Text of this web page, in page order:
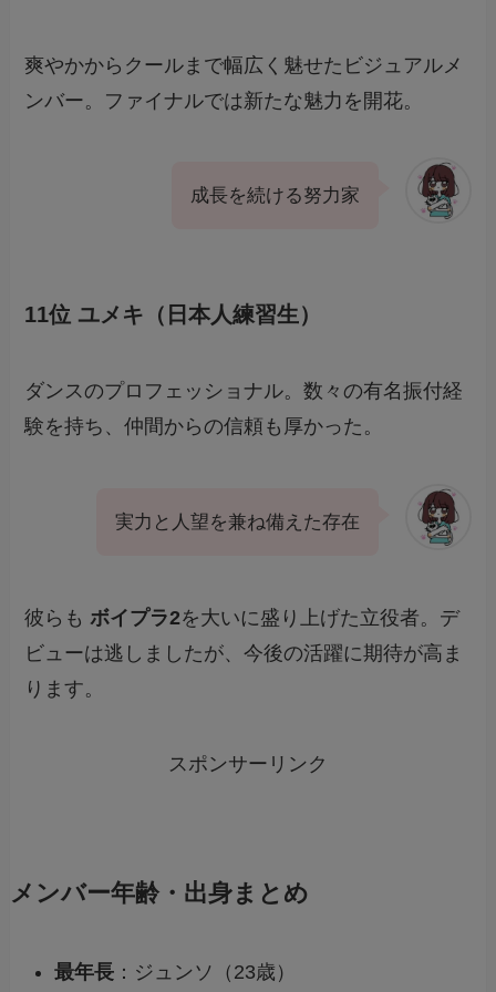
爽やかからクールまで幅広く魅せたビジュアルメ
ンバー。ファイナルでは新たな魅力を開花。
成長を続ける努力家
11位 ユメキ（日本人練習生）
ダンスのプロフェッショナル。数々の有名振付経
験を持ち、仲間からの信頼も厚かった。
実力と人望を兼ね備えた存在
彼らも ボイプラ2を大いに盛り上げた立役者。デ
ビューは逃しましたが、今後の活躍に期待が高ま
ります。
スポンサーリンク
メンバー年齢・出身まとめ
最年長 ：ジュンソ（23歳）